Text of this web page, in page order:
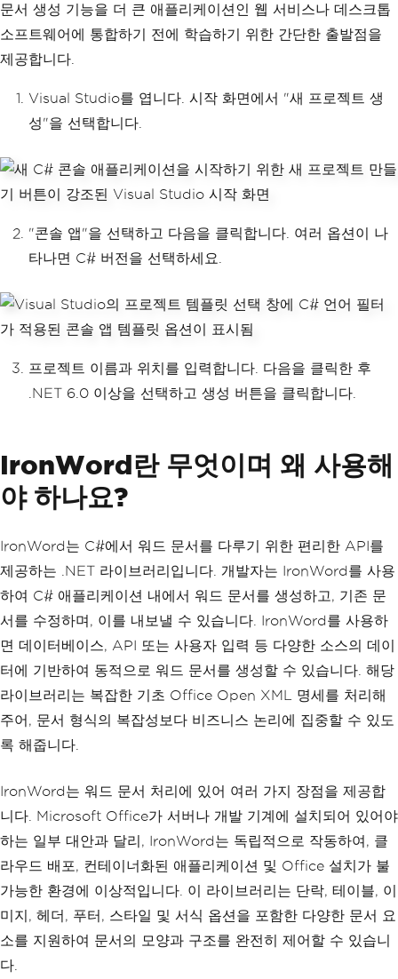
문서 생성 기능을 더 큰 애플리케이션인 웹 서비스나 데스크톱
소프트웨어에 통합하기 전에 학습하기 위한 간단한 출발점을
제공합니다.
Visual Studio를 엽니다. 시작 화면에서 "새 프로젝트 생
성"을 선택합니다.
"콘솔 앱"을 선택하고 다음을 클릭합니다. 여러 옵션이 나
타나면 C# 버전을 선택하세요.
프로젝트 이름과 위치를 입력합니다. 다음을 클릭한 후
.NET 6.0 이상을 선택하고 생성 버튼을 클릭합니다.
IronWord란 무엇이며 왜 사용해
야 하나요?
IronWord는 C#에서 워드 문서를 다루기 위한 편리한 API를
제공하는 .NET 라이브러리입니다. 개발자는 IronWord를 사용
하여 C# 애플리케이션 내에서 워드 문서를 생성하고, 기존 문
서를 수정하며, 이를 내보낼 수 있습니다. IronWord를 사용하
면 데이터베이스, API 또는 사용자 입력 등 다양한 소스의 데이
터에 기반하여 동적으로 워드 문서를 생성할 수 있습니다. 해당
라이브러리는 복잡한 기초 Office Open XML 명세를 처리해
주어, 문서 형식의 복잡성보다 비즈니스 논리에 집중할 수 있도
록 해줍니다.
IronWord는 워드 문서 처리에 있어 여러 가지 장점을 제공합
니다. Microsoft Office가 서버나 개발 기계에 설치되어 있어야
하는 일부 대안과 달리, IronWord는 독립적으로 작동하여, 클
라우드 배포, 컨테이너화된 애플리케이션 및 Office 설치가 불
가능한 환경에 이상적입니다. 이 라이브러리는 단락, 테이블, 이
미지, 헤더, 푸터, 스타일 및 서식 옵션을 포함한 다양한 문서 요
소를 지원하여 문서의 모양과 구조를 완전히 제어할 수 있습니
다.